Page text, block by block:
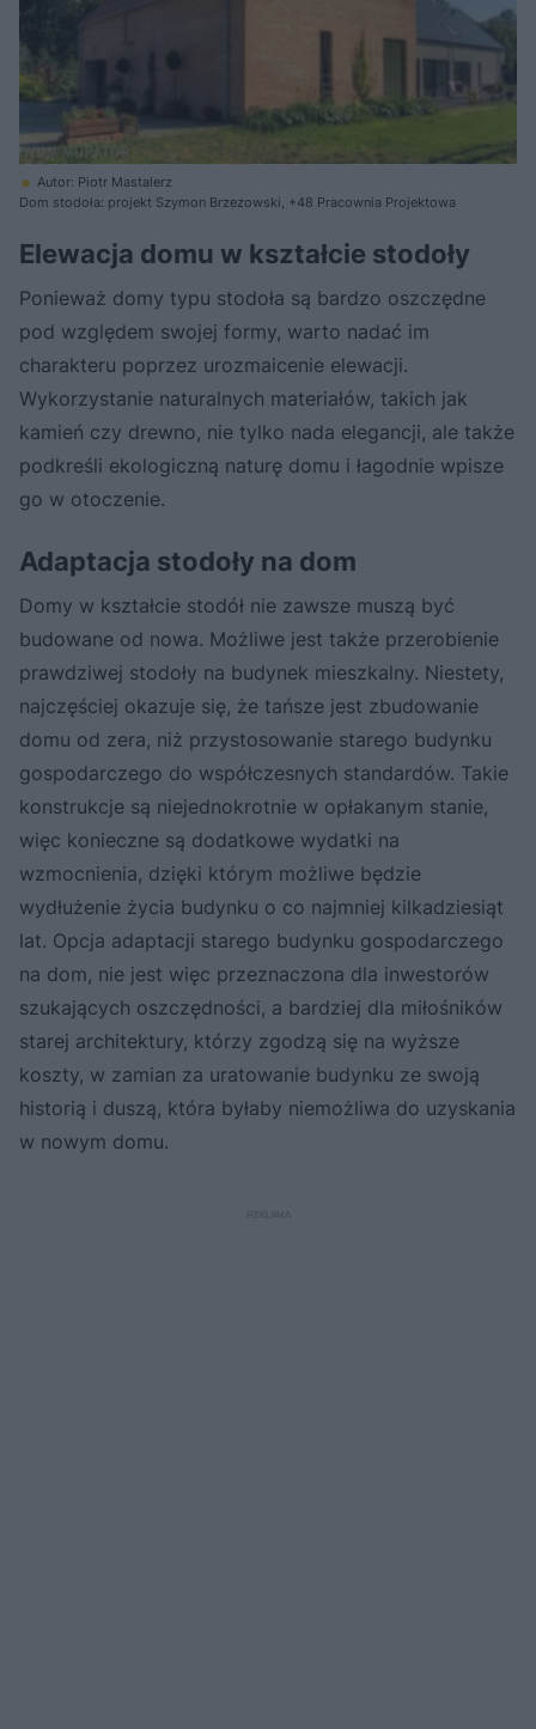
Autor: Piotr Mastalerz
Dom stodoła: projekt Szymon Brzezowski, +48 Pracownia Projektowa
Elewacja domu w kształcie stodoły
Ponieważ domy typu stodoła są bardzo oszczędne
pod względem swojej formy, warto nadać im
charakteru poprzez urozmaicenie elewacji.
Wykorzystanie naturalnych materiałów, takich jak
kamień czy drewno, nie tylko nada elegancji, ale także
podkreśli ekologiczną naturę domu i łagodnie wpisze
go w otoczenie.
Adaptacja stodoły na dom
Domy w kształcie stodół nie zawsze muszą być
budowane od nowa. Możliwe jest także przerobienie
prawdziwej stodoły na budynek mieszkalny. Niestety,
najczęściej okazuje się, że tańsze jest zbudowanie
domu od zera, niż przystosowanie starego budynku
gospodarczego do współczesnych standardów. Takie
konstrukcje są niejednokrotnie w opłakanym stanie,
więc konieczne są dodatkowe wydatki na
wzmocnienia, dzięki którym możliwe będzie
wydłużenie życia budynku o co najmniej kilkadziesiąt
lat. Opcja adaptacji starego budynku gospodarczego
na dom, nie jest więc przeznaczona dla inwestorów
szukających oszczędności, a bardziej dla miłośników
starej architektury, którzy zgodzą się na wyższe
koszty, w zamian za uratowanie budynku ze swoją
historią i duszą, która byłaby niemożliwa do uzyskania
w nowym domu.